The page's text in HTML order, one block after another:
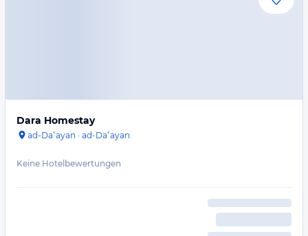
Dara Homestay
ad-Daʿayan · ad-Daʿayan
Keine Hotelbewertungen